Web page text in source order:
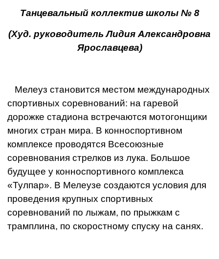
Танцевальный коллектив школы № 8
(Худ. руководитель Лидия Александровна
Ярославцева)
Мелеуз становится местом международных
спортивных соревнований: на гаревой
дорожке стадиона встречаются мотогонщики
многих стран мира. В конноспортивном
комплексе проводятся Всесоюзные
соревнования стрелков из лука. Большое
будущее у конноспортивного комплекса
«Тулпар». В Мелеузе создаются условия для
проведения крупных спортивных
соревнований по лыжам, по прыжкам с
трамплина, по скоростному спуску на санях.